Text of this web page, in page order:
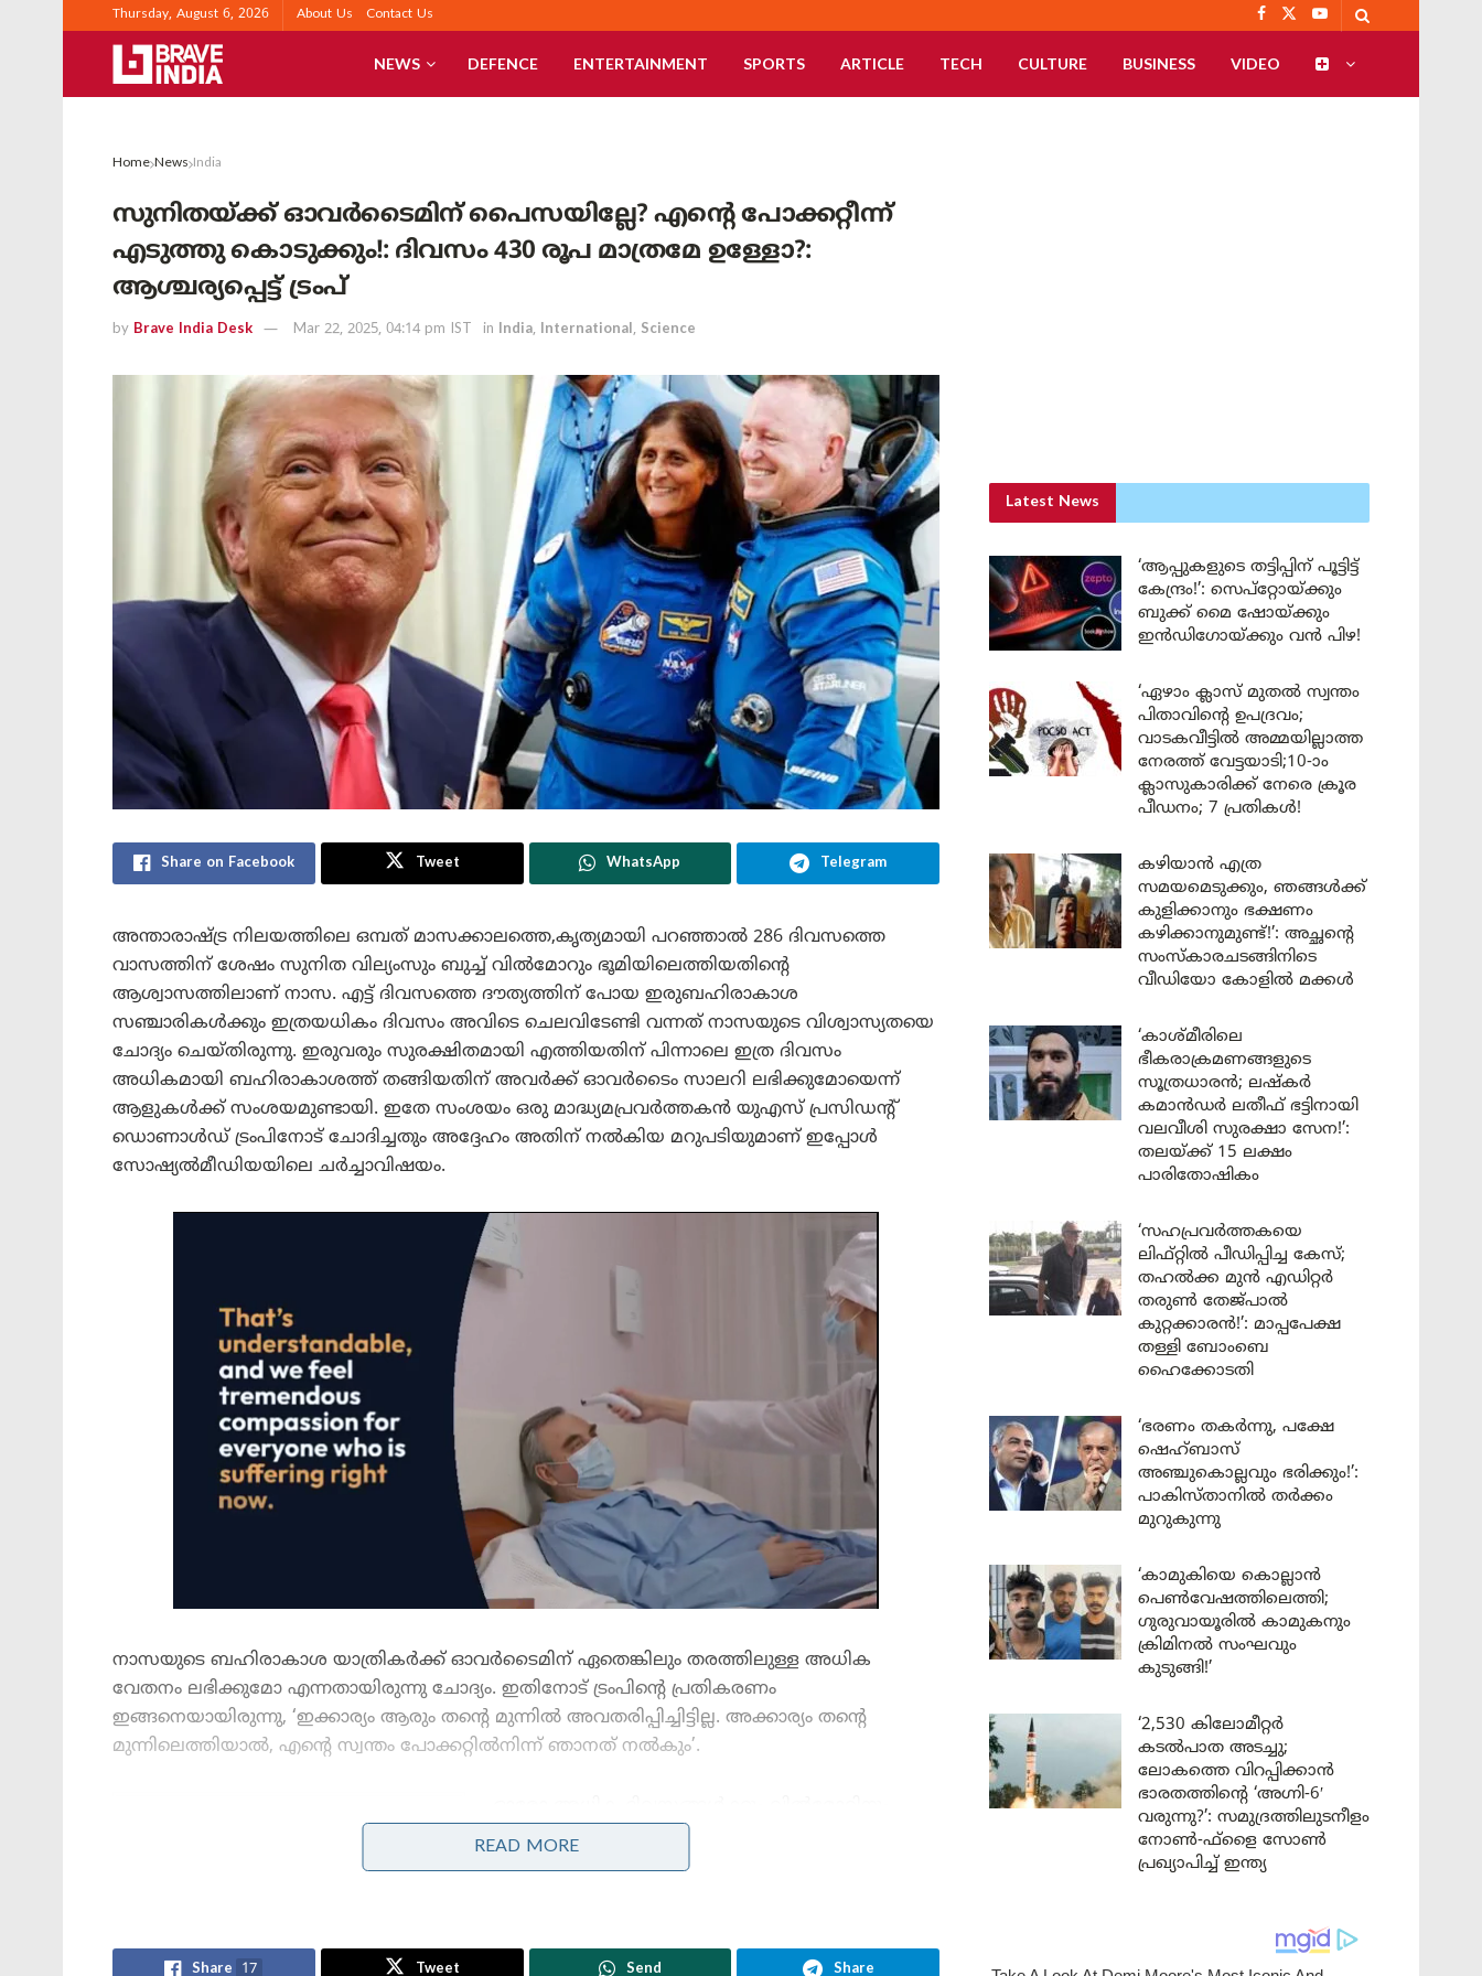
Thursday, August 6, 2026 About Us Contact Us
NEWS DEFENCE ENTERTAINMENT SPORTS ARTICLE TECH CULTURE BUSINESS VIDEO
Home News India
സുനിതയ്ക്ക് ഓവർടൈമിന് പൈസയില്ലേ? എന്റെ പോക്കറ്റീന്ന്
എടുത്തു കൊടുക്കും!: ദിവസം 430 രൂപ മാത്രമേ ഉള്ളോ?:
ആശ്ചര്യപ്പെട്ട് ട്രംപ്
by Brave India Desk Mar 22, 2025, 04:14 pm IST in India, International, Science
Share on Facebook Tweet WhatsApp Telegram
അന്താരാഷ്ട്ര നിലയത്തിലെ ഒമ്പത് മാസക്കാലത്തെ,കൃത്യമായി പറഞ്ഞാൽ 286 ദിവസത്തെ
വാസത്തിന് ശേഷം സുനിത വില്യംസും ബുച്ച് വിൽമോറും ഭൂമിയിലെത്തിയതിന്റെ
ആശ്വാസത്തിലാണ് നാസ. എട്ട് ദിവസത്തെ ദൗത്യത്തിന് പോയ ഇരുബഹിരാകാശ
സഞ്ചാരികൾക്കും ഇത്രയധികം ദിവസം അവിടെ ചെലവിടേണ്ടി വന്നത് നാസയുടെ വിശ്വാസ്യതയെ
ചോദ്യം ചെയ്തിരുന്നു. ഇരുവരും സുരക്ഷിതമായി എത്തിയതിന് പിന്നാലെ ഇത്ര ദിവസം
അധികമായി ബഹിരാകാശത്ത് തങ്ങിയതിന് അവർക്ക് ഓവർടൈം സാലറി ലഭിക്കുമോയെന്ന്
ആളുകൾക്ക് സംശയമുണ്ടായി. ഇതേ സംശയം ഒരു മാദ്ധ്യമപ്രവർത്തകൻ യുഎസ് പ്രസിഡന്റ്
ഡൊണാൾഡ് ട്രംപിനോട് ചോദിച്ചതും അദ്ദേഹം അതിന് നൽകിയ മറുപടിയുമാണ് ഇപ്പോൾ
സോഷ്യൽമീഡിയയിലെ ചർച്ചാവിഷയം.
നാസയുടെ ബഹിരാകാശ യാത്രികർക്ക് ഓവർടൈമിന് ഏതെങ്കിലും തരത്തിലുള്ള അധിക
വേതനം ലഭിക്കുമോ എന്നതായിരുന്നു ചോദ്യം. ഇതിനോട് ട്രംപിന്റെ പ്രതികരണം
ഇങ്ങനെയായിരുന്നു, ‘ഇക്കാര്യം ആരും തന്റെ മുന്നിൽ അവതരിപ്പിച്ചിട്ടില്ല. അക്കാര്യം തന്റെ
മുന്നിലെത്തിയാൽ, എന്റെ സ്വന്തം പോക്കറ്റിൽനിന്ന് ഞാനത് നൽകും’.
‘ആപ്പുകളുടെ തട്ടിപ്പിന് പൂട്ടിട്ട് കേന്ദ്രം!’:
കഴിയാൻ എത്ര സമയമെടുക്കും,
ഞങ്ങൾക്ക് കുളിക്കാനും ഭക്ഷണം
സുനിത വില്യംസിനും പ്രതിദിനം അഞ്ച് ഡോളർ
വീതമാണ് അധിക വേതനം ലഭിച്ചതെന്ന് റിപ്പോർട്ടർ
അധികം ലഭിക്കുമെന്ന് കണക്കാക്കി പറഞ്ഞ ട്രംപ്
READ MORE
Share 17 Tweet Send Share
Latest News
‘ആപ്പുകളുടെ തട്ടിപ്പിന് പൂട്ടിട്ട്
കേന്ദ്രം!’: സെപ്റ്റോയ്ക്കും
ബുക്ക് മൈ ഷോയ്ക്കും
ഇൻഡിഗോയ്ക്കും വൻ പിഴ!
‘ഏഴാം ക്ലാസ് മുതൽ സ്വന്തം
പിതാവിന്റെ ഉപദ്രവം;
വാടകവീട്ടിൽ അമ്മയില്ലാത്ത
നേരത്ത് വേട്ടയാടി;10-ാം
ക്ലാസുകാരിക്ക് നേരെ ക്രൂര
പീഡനം; 7 പ്രതികൾ!
കഴിയാൻ എത്ര
സമയമെടുക്കും, ഞങ്ങൾക്ക്
കുളിക്കാനും ഭക്ഷണം
കഴിക്കാനുമുണ്ട്!’: അച്ഛന്റെ
സംസ്കാരചടങ്ങിനിടെ
വീഡിയോ കോളിൽ മക്കൾ
‘കാശ്മീരിലെ
ഭീകരാക്രമണങ്ങളുടെ
സൂത്രധാരൻ; ലഷ്കർ
കമാൻഡർ ലതീഫ് ഭട്ടിനായി
വലവീശി സുരക്ഷാ സേന!’:
തലയ്ക്ക് 15 ലക്ഷം
പാരിതോഷികം
‘സഹപ്രവർത്തകയെ
ലിഫ്റ്റിൽ പീഡിപ്പിച്ച കേസ്;
തഹൽക്ക മുൻ എഡിറ്റർ
തരുൺ തേജ്പാൽ
കുറ്റക്കാരൻ!’: മാപ്പപേക്ഷ
തള്ളി ബോംബെ
ഹൈക്കോടതി
‘ഭരണം തകർന്നു, പക്ഷേ
ഷെഹ്ബാസ്
അഞ്ചുകൊല്ലവും ഭരിക്കും!’:
പാകിസ്താനിൽ തർക്കം
മുറുകുന്നു
‘കാമുകിയെ കൊല്ലാൻ
പെൺവേഷത്തിലെത്തി;
ഗുരുവായൂരിൽ കാമുകനും
ക്രിമിനൽ സംഘവും
കുടുങ്ങി!’
‘2,530 കിലോമീറ്റർ
കടൽപാത അടച്ചു;
ലോകത്തെ വിറപ്പിക്കാൻ
ഭാരതത്തിന്റെ ‘അഗ്നി-6′
വരുന്നു?’: സമുദ്രത്തിലുടനീളം
നോൺ-ഫ്ളൈ സോൺ
പ്രഖ്യാപിച്ച് ഇന്ത്യ